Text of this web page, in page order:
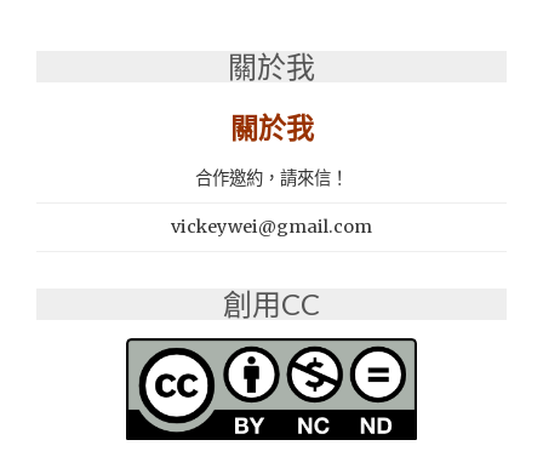
物
皆
收
專
業
關於我
關於我
合作邀約，請來信！
vickeywei@gmail.com
創用CC